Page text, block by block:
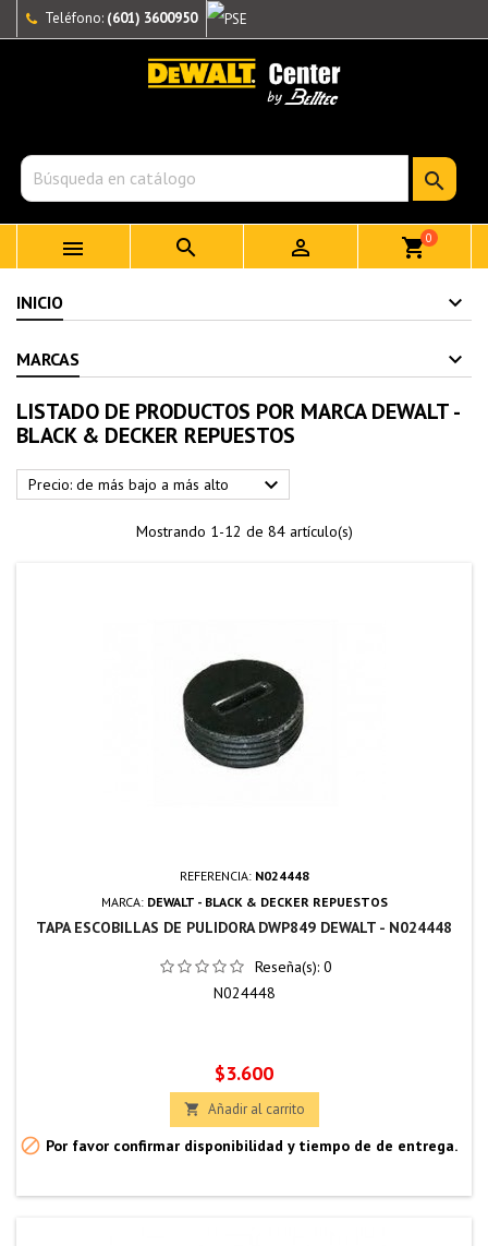
Teléfono: (601) 3600950

   shopping_cart0
INICIO
MARCAS
LISTADO DE PRODUCTOS POR MARCA DEWALT -
BLACK & DECKER REPUESTOS
Precio: de más bajo a más alto 
Mostrando 1-12 de 84 artículo(s)
REFERENCIA: N024448
MARCA: DEWALT - BLACK & DECKER REPUESTOS
TAPA ESCOBILLAS DE PULIDORA DWP849 DEWALT - N024448
Reseña(s): 0
N024448
Precio
$3.600
 Añadir al carrito
 Por favor confirmar disponibilidad y tiempo de de entrega.